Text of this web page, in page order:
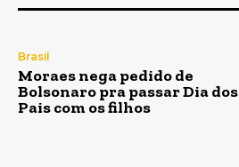
Brasil
Moraes nega pedido de
Bolsonaro pra passar Dia dos
Pais com os filhos